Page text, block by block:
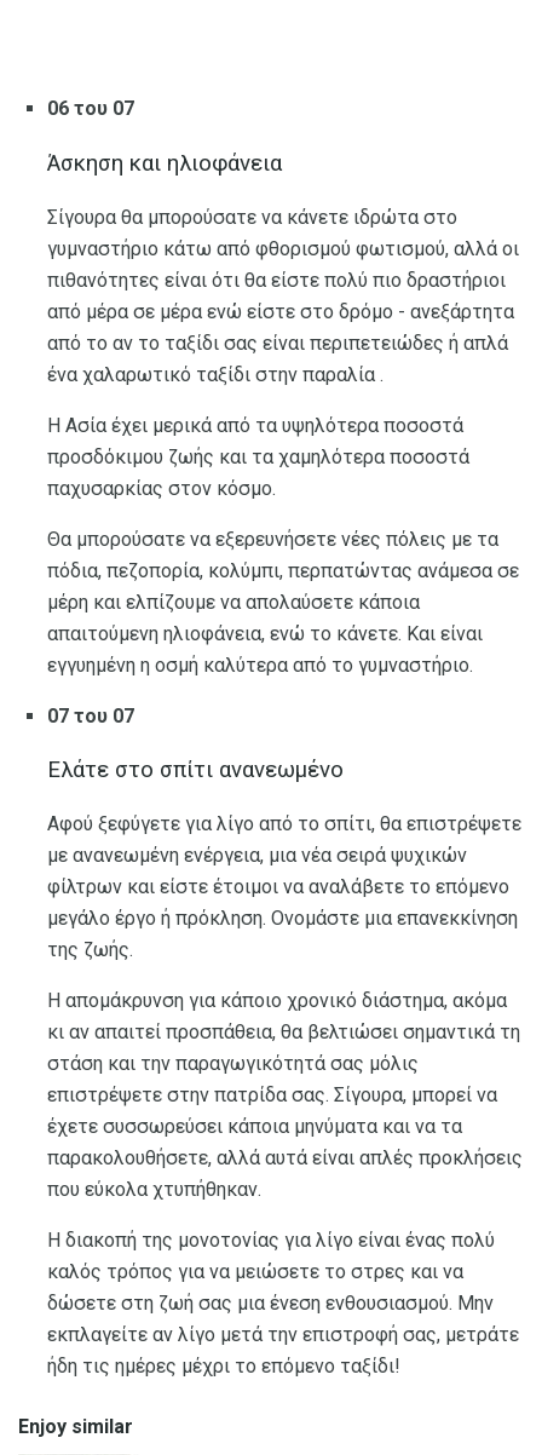
06 του 07
Άσκηση και ηλιοφάνεια
Σίγουρα θα μπορούσατε να κάνετε ιδρώτα στο
γυμναστήριο κάτω από φθορισμού φωτισμού, αλλά οι
πιθανότητες είναι ότι θα είστε πολύ πιο δραστήριοι
από μέρα σε μέρα ενώ είστε στο δρόμο - ανεξάρτητα
από το αν το ταξίδι σας είναι περιπετειώδες ή απλά
ένα χαλαρωτικό ταξίδι στην παραλία .
Η Ασία έχει μερικά από τα υψηλότερα ποσοστά
προσδόκιμου ζωής και τα χαμηλότερα ποσοστά
παχυσαρκίας στον κόσμο.
Θα μπορούσατε να εξερευνήσετε νέες πόλεις με τα
πόδια, πεζοπορία, κολύμπι, περπατώντας ανάμεσα σε
μέρη και ελπίζουμε να απολαύσετε κάποια
απαιτούμενη ηλιοφάνεια, ενώ το κάνετε. Και είναι
εγγυημένη η οσμή καλύτερα από το γυμναστήριο.
07 του 07
Ελάτε στο σπίτι ανανεωμένο
Αφού ξεφύγετε για λίγο από το σπίτι, θα επιστρέψετε
με ανανεωμένη ενέργεια, μια νέα σειρά ψυχικών
φίλτρων και είστε έτοιμοι να αναλάβετε το επόμενο
μεγάλο έργο ή πρόκληση. Ονομάστε μια επανεκκίνηση
της ζωής.
Η απομάκρυνση για κάποιο χρονικό διάστημα, ακόμα
κι αν απαιτεί προσπάθεια, θα βελτιώσει σημαντικά τη
στάση και την παραγωγικότητά σας μόλις
επιστρέψετε στην πατρίδα σας. Σίγουρα, μπορεί να
έχετε συσσωρεύσει κάποια μηνύματα και να τα
παρακολουθήσετε, αλλά αυτά είναι απλές προκλήσεις
που εύκολα χτυπήθηκαν.
Η διακοπή της μονοτονίας για λίγο είναι ένας πολύ
καλός τρόπος για να μειώσετε το στρες και να
δώσετε στη ζωή σας μια ένεση ενθουσιασμού. Μην
εκπλαγείτε αν λίγο μετά την επιστροφή σας, μετράτε
ήδη τις ημέρες μέχρι το επόμενο ταξίδι!
Enjoy similar